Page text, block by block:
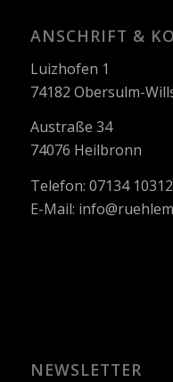
ANSCHRIFT &
Luizhofen 1
74182 Obersulm-
Austraße 34
74076 Heilbronn
Telefon: 07134 10312
E-Mail:
NEWSLETTER